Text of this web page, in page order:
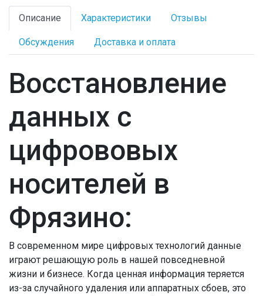
Описание Характеристики Отзывы
Обсуждения Доставка и оплата
Восстановление
данных с
цифрововых
носителей в
Фрязино:
В современном мире цифровых технологий данные
играют решающую роль в нашей повседневной
жизни и бизнесе. Когда ценная информация теряется
из-за случайного удаления или аппаратных сбоев, это